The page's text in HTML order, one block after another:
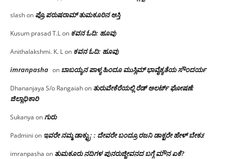
slashon ಪ್ರೊ.ಪರುಷರಾಮ್ ತುಮಕೂರಿನ ಆಸ್ತಿ
Kusum prasad T.Lon ಕವನ ಓದಿ: ಹೂವು
Anithalakshmi. K. Lon ಕವನ ಓದಿ: ಹೂವು
imranpasha on ಬಾಬಯ್ಯನ ಪಾಳ್ಯ ಹಿಂದೂ ಮುಸ್ಲಿಮ್ ಭಾವೈಕ್ಯತೆಯ ಸೌಂದರ್ಯ
Dhananjaya S/o Rangaiahon ತುರುವೇಕೆರೆಯಲ್ಲಿ ರೆಡ್ ಅಲರ್ಟ್ ಘೋಷಣೆ:
ಜಿಲ್ಲಾಧಿಕಾರಿ
Sukanya onಗುರು
Padmini on ಇವರೇ ನಮ್ಮ ಡಾಕ್ಟ್ರು; : ದೇವರೇ ಬಂದ್ರೂ ರಜನಿ ಡಾಕ್ಟರೇ ಹೇಳ್ ಬೇಕು!
imranpasha on ತುಮಕೂರು ನದಿಗಳ ಪುನರುಜ್ಜೀವನದ ಬಗ್ಗೆ ಮೌನ ಏಕೆ?